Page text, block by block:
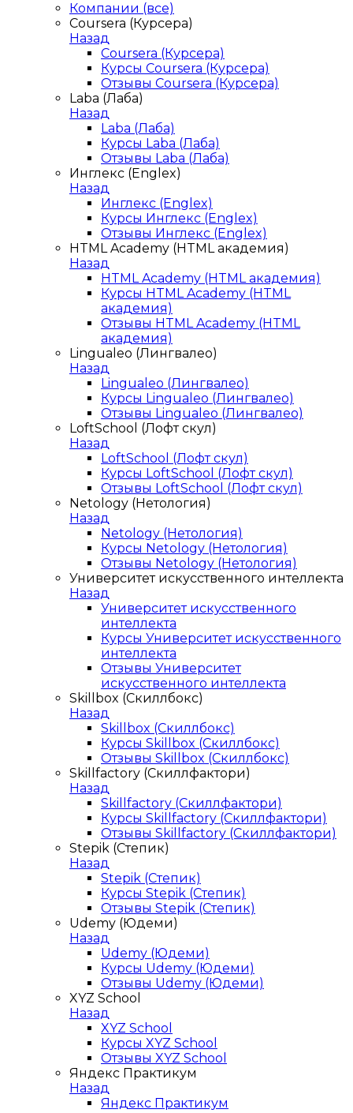
Компании (все)
Coursera (Курсера)
Назад
Coursera (Курсера)
Курсы Coursera (Курсера)
Отзывы Coursera (Курсера)
Laba (Лаба)
Назад
Laba (Лаба)
Курсы Laba (Лаба)
Отзывы Laba (Лаба)
Инглекс (Englex)
Назад
Инглекс (Englex)
Курсы Инглекс (Englex)
Отзывы Инглекс (Englex)
HTML Academy (HTML академия)
Назад
HTML Academy (HTML академия)
Курсы HTML Academy (HTML
академия)
Отзывы HTML Academy (HTML
академия)
Lingualeo (Лингвалео)
Назад
Lingualeo (Лингвалео)
Курсы Lingualeo (Лингвалео)
Отзывы Lingualeo (Лингвалео)
LoftSchool (Лофт скул)
Назад
LoftSchool (Лофт скул)
Курсы LoftSchool (Лофт скул)
Отзывы LoftSchool (Лофт скул)
Netology (Нетология)
Назад
Netology (Нетология)
Курсы Netology (Нетология)
Отзывы Netology (Нетология)
Университет искусственного интеллекта
Назад
Университет искусственного
интеллекта
Курсы Университет искусственного
интеллекта
Отзывы Университет
искусственного интеллекта
Skillbox (Скиллбокс)
Назад
Skillbox (Скиллбокс)
Курсы Skillbox (Скиллбокс)
Отзывы Skillbox (Скиллбокс)
Skillfactory (Скиллфактори)
Назад
Skillfactory (Скиллфактори)
Курсы Skillfactory (Скиллфактори)
Отзывы Skillfactory (Скиллфактори)
Stepik (Степик)
Назад
Stepik (Степик)
Курсы Stepik (Степик)
Отзывы Stepik (Степик)
Udemy (Юдеми)
Назад
Udemy (Юдеми)
Курсы Udemy (Юдеми)
Отзывы Udemy (Юдеми)
XYZ School
Назад
XYZ School
Курсы XYZ School
Отзывы XYZ School
Яндекс Практикум
Назад
Яндекс Практикум